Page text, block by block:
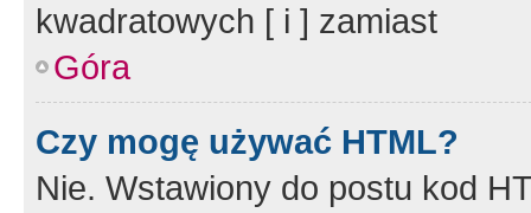
kwadratowych [ i ] zamiast
Góra
Czy mogę używać HTML?
Nie. Wstawiony do postu kod